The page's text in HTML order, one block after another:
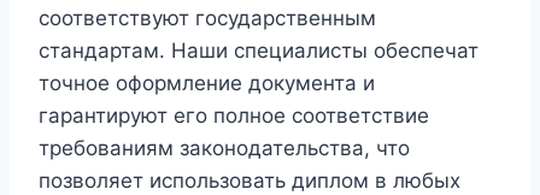
соответствуют государственным
стандартам. Наши специалисты обеспечат
точное оформление документа и
гарантируют его полное соответствие
требованиям законодательства, что
позволяет использовать диплом в любых